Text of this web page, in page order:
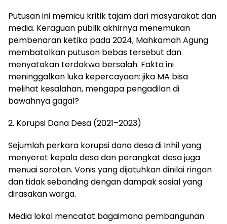
Putusan ini memicu kritik tajam dari masyarakat dan
media. Keraguan publik akhirnya menemukan
pembenaran ketika pada 2024, Mahkamah Agung
membatalkan putusan bebas tersebut dan
menyatakan terdakwa bersalah. Fakta ini
meninggalkan luka kepercayaan: jika MA bisa
melihat kesalahan, mengapa pengadilan di
bawahnya gagal?
2. Korupsi Dana Desa (2021–2023)
Sejumlah perkara korupsi dana desa di Inhil yang
menyeret kepala desa dan perangkat desa juga
menuai sorotan. Vonis yang dijatuhkan dinilai ringan
dan tidak sebanding dengan dampak sosial yang
dirasakan warga.
Media lokal mencatat bagaimana pembangunan